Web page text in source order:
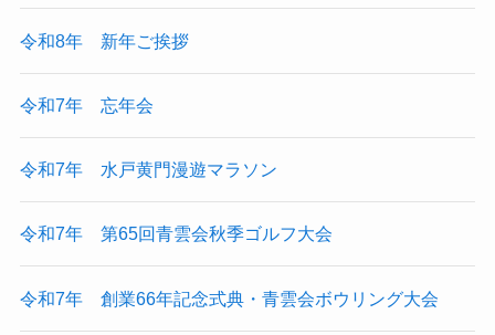
令和8年 新年ご挨拶
令和7年 忘年会
令和7年 水戸黄門漫遊マラソン
令和7年 第65回青雲会秋季ゴルフ大会
令和7年 創業66年記念式典・青雲会ボウリング大会